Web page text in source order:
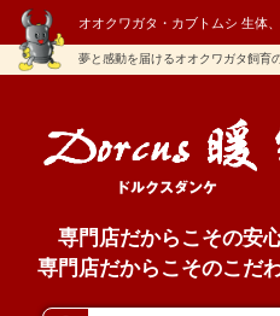
オオクワガタ・カブトムシ 生体
夢と感動を届けるオオクワガタ飼
専門店だからこその安心
専門店だからこそのこだわ